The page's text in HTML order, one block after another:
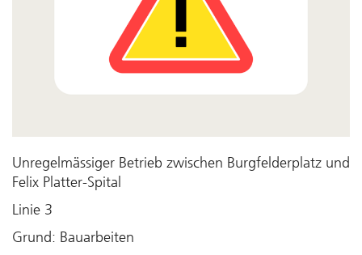
Unregelmässiger Betrieb zwischen Burgfelderplatz und
Felix Platter-Spital
Linie 3
Grund: Bauarbeiten